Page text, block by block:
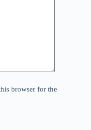
browser for the